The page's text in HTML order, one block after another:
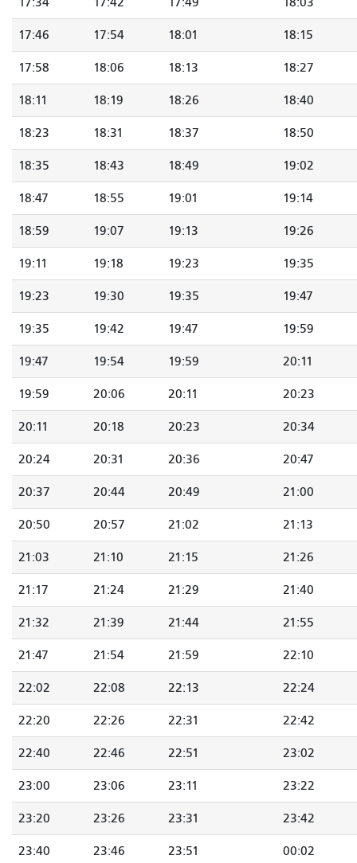
17:46 17:54 18:01 18:15
17:58 18:06 18:13 18:27
18:11 18:19 18:26 18:40
18:23 18:31 18:37 18:50
18:35 18:43 18:49 19:02
18:47 18:55 19:01 19:14
18:59 19:07 19:13 19:26
19:11 19:18 19:23 19:35
19:23 19:30 19:35 19:47
19:35 19:42 19:47 19:59
19:47 19:54 19:59 20:11
19:59 20:06 20:11 20:23
20:11 20:18 20:23 20:34
20:24 20:31 20:36 20:47
20:37 20:44 20:49 21:00
20:50 20:57 21:02 21:13
21:03 21:10 21:15 21:26
21:17 21:24 21:29 21:40
21:32 21:39 21:44 21:55
21:47 21:54 21:59 22:10
22:02 22:08 22:13 22:24
22:20 22:26 22:31 22:42
22:40 22:46 22:51 23:02
23:00 23:06 23:11 23:22
23:20 23:26 23:31 23:42
23:40 23:46 23:51 00:02